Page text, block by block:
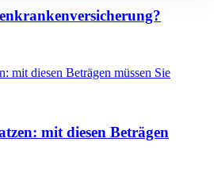
mit diesen Beträgen